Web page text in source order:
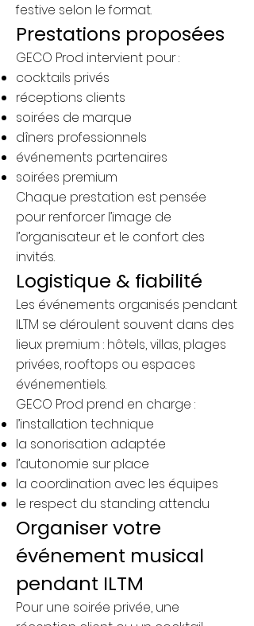
festive selon le format.
Prestations proposées
GECO Prod intervient pour :
cocktails privés
réceptions clients
soirées de marque
dîners professionnels
événements partenaires
soirées premium
Chaque prestation est pensée
pour renforcer l’image de
l’organisateur et le confort des
invités.
Logistique & fiabilité
Les événements organisés pendant
ILTM se déroulent souvent dans des
lieux premium : hôtels, villas, plages
privées, rooftops ou espaces
événementiels.
GECO Prod prend en charge :
l’installation technique
la sonorisation adaptée
l’autonomie sur place
la coordination avec les équipes
le respect du standing attendu
Organiser votre
événement musical
pendant ILTM
Pour une soirée privée, une